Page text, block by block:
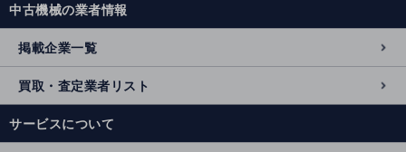
中古機械の業者情報
掲載企業一覧
買取・査定業者リスト
サービスについて